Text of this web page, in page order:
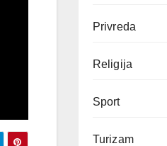
Privreda
Religija
Sport
Turizam